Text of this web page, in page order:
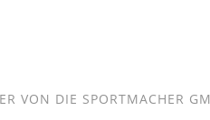
VON DIE SPORTMACHER